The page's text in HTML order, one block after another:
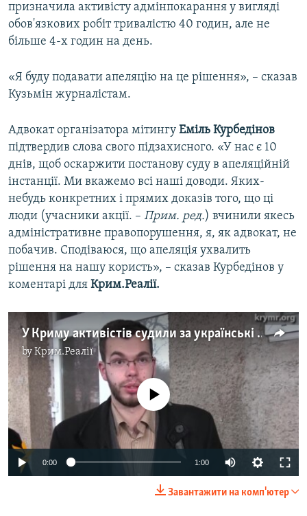
призначила активісту адмінпокарання у вигляді
обов'язкових робіт тривалістю 40 годин, але не
більше 4-х годин на день.
«Я буду подавати апеляцію на це рішення», – сказав
Кузьмін журналістам.
Адвокат організатора мітингу Еміль Курбедінов
підтвердив слова свого підзахисного. «У нас є 10
днів, щоб оскаржити постанову суду в апеляційній
інстанції. Ми вкажемо всі наші доводи. Яких-
небудь конкретних і прямих доказів того, що ці
люди (учасники акції. – Прим. ред.) вчинили якесь
адміністративне правопорушення, я, як адвокат, не
побачив. Сподіваюся, що апеляція ухвалить
рішення на нашу користь», – сказав Курбедінов у
коментарі для Крим.Реалії.
У Криму активістів судили за українські прапори на мітингу
byКрим.Реалії
No media source currently available
0:00 1:00
Завантажити на комп'ютер